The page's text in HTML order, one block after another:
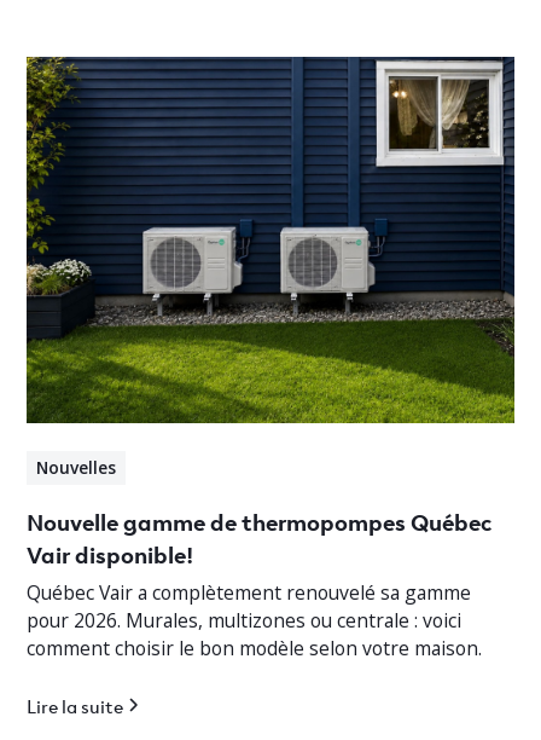
Nouvelles
Nouvelle gamme de thermopompes Québec
Vair disponible!
Québec Vair a complètement renouvelé sa gamme
pour 2026. Murales, multizones ou centrale : voici
comment choisir le bon modèle selon votre maison.
Lire la suite